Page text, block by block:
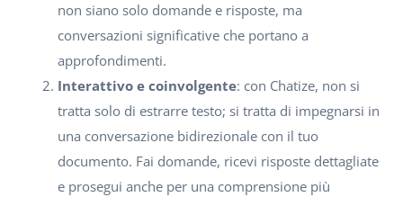
non siano solo domande e risposte, ma
conversazioni significative che portano a
approfondimenti.
Interattivo e coinvolgente: con Chatize, non si
tratta solo di estrarre testo; si tratta di impegnarsi in
una conversazione bidirezionale con il tuo
documento. Fai domande, ricevi risposte dettagliate
e prosegui anche per una comprensione più